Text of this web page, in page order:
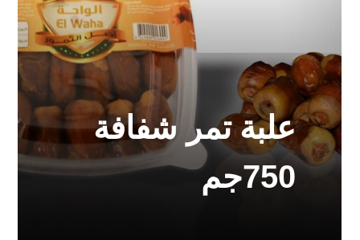
علبة تمر شفافة
750جم